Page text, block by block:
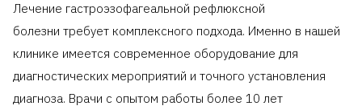
Лечение гастроэзофагеальной рефлюксной
болезни требует комплексного подхода. Именно в нашей
клинике имеется современное оборудование для
диагностических мероприятий и точного установления
диагноза. Врачи с опытом работы более 10 лет